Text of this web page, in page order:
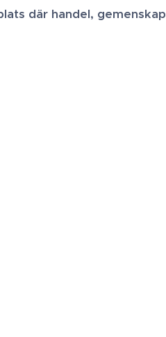
där handel, gemenskap